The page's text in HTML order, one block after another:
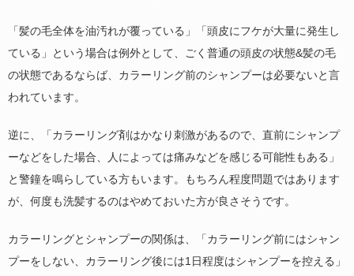
「髪の毛全体を油汚れが覆っている」「頭皮にフケが大量に発生し
ている」という場合は例外として、ごく普通の頭皮の状態&髪の毛
の状態であるならば、カラーリング前のシャンプーは必要ないと言
われています。
逆に、「カラーリング剤はかなり刺激があるので、直前にシャンプ
ーなどをした場合、人によっては痛みなどを感じる可能性もある」
と警鐘を鳴らしている方もいます。もちろん程度問題ではあります
が、何度も洗髪するのはやめておいた方が良さそうです。
カラーリングとシャンプーの関係は、「カラーリング前にはシャン
プーをしない、カラーリング後には1日程度はシャンプーを控える」